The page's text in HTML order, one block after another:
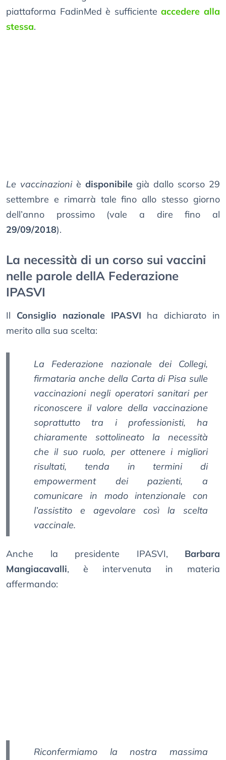
piattaforma FadinMed è sufficienteaccedere alla
stessa.
Le vaccinazioniè disponibilegià dallo scorso 29
settembre e rimarrà tale fino allo stesso giorno
dell’anno prossimo (vale a dire fino al
29/09/2018).
La necessità di un corso sui vaccini
nelle parole dellA Federazione
IPASVI
Il Consiglio nazionale IPASVI ha dichiarato in
merito alla sua scelta:
La Federazione nazionale dei Collegi,
firmataria anche della Carta di Pisa sulle
vaccinazioni negli operatori sanitari per
riconoscere il valore della vaccinazione
soprattutto tra i professionisti, ha
chiaramente sottolineato la necessità
che il suo ruolo, per ottenere i migliori
risultati, tenda in termini di
empowerment dei pazienti, a
comunicare in modo intenzionale con
l’assistito e agevolare così la scelta
vaccinale.
Anche la presidente IPASVI, Barbara
Mangiacavalli, è intervenuta in materia
affermando:
Riconfermiamo la nostra massima